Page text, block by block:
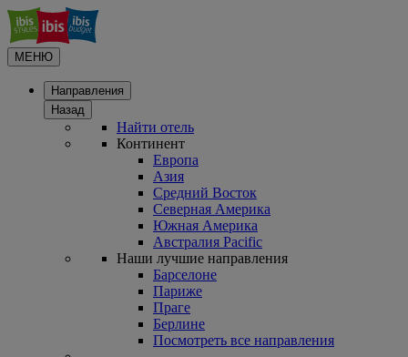
МЕНЮ
Направления
Назад
Найти отель
Континент
Европа
Азия
Средний Восток
Северная Америка
Южная Америка
Австралия Pacific
Наши лучшие направления
Барселоне
Париже
Праге
Берлине
Посмотреть все направления